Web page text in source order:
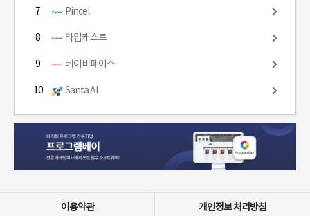
7 Pincel
8 타입캐스트
9 베이비페이스
10 Santa AI
이용약관 개인정보 처리방침